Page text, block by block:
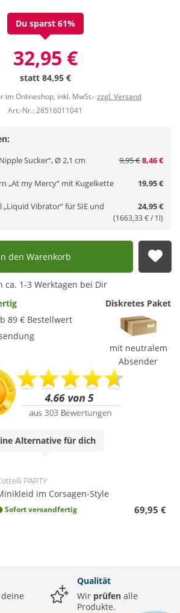
Du sparst 61%
32,95 €
statt 84,95 €
im Onlineshop, inkl. MwSt.-zzgl. Versand
Art.-Nr.: 28516011041
Sucker“, Ø 2,1 cm 9,95 €8,46 €
„At my Mercy“ mit Kugelkette 19,95 €
Vibrator“ für SIE und
24,95 €
(1663,33 € / 1l)
den Warenkorb
ca. 1-3 Werktagen bei Dir
89 € Bestellwert
Diskretes Paket
mit neutralem
Absender
Alternativefür dich
PARTY
im Corsagen-Style
Sofort versandfertig 69,95 €
deine
Qualität
Wir prüfen alle
Produkte.